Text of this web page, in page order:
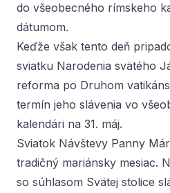
do všeobecného rímskeho
dátumom.
Keďže však tento deň
sviatku Narodenia svätého
reforma po Druhom
termín jeho slávenia vo
kalendári na 31. máj.
Sviatok Návštevy Panny
tradičný mariánsky mesiac.
so súhlasom Svätej stolice